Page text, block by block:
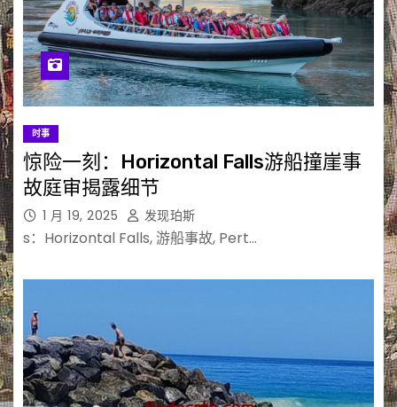
时事
惊险一刻：Horizontal Falls游船撞崖事
故庭审揭露细节
1 月 19, 2025 发现珀斯
s：Horizontal Falls, 游船事故, Pert…